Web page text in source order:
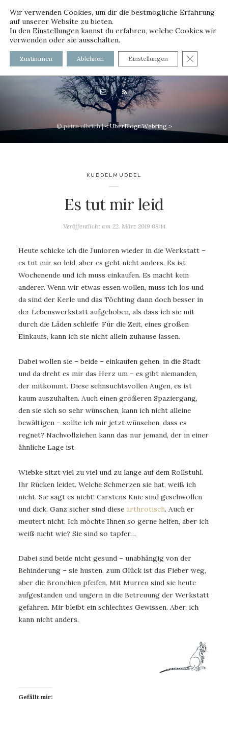
voller worte - mit und ohne
Innenfutter
© petra ulbrich |< UberBlogr Webring >
KUDDELMUDDEL
Es tut mir leid
Veröffentlicht am 22. März 2019 08:14
Heute schicke ich die Junioren wieder in die Werkstatt –
es tut mir so leid, aber es geht nicht anders. Es ist
Wochenende und ich muss einkaufen. Es macht kein
anderer. Wenn wir etwas essen wollen, muss ich los und
da sind der Kerle und das Töchting dann doch besser in
der Lebenswerkstatt aufgehoben, als dass ich sie mit
durch die Läden schleife. Für die Zeit, eines großen
Einkaufs, kann ich sie nicht allein zuhause lassen.
Dabei wollen sie – beide – einkaufen gehen, in die Stadt
und da dreht es mir das Herz um – es gibt niemanden,
der mitkommt. Diese sehnsuchtsvollen Augen, es ist
kaum auszuhalten. Auch einen größeren Spaziergang,
den sie sich so sehr wünschen, kann ich nicht alleine
bewältigen – sollte ich mir jetzt wünschen, dass es
regnet? Nachvollziehen kann das nur jemand, der in einer
ähnliche Lage ist.
Wiebke sitzt viel zu viel und zu lange auf dem Rollstuhl.
Ihr Rücken leidet. Welche Schmerzen sie hat, weiß ich
nicht. Sie sagt es nicht! Carstens Knie sind geschwollen
und dick. Ganz sicher sind diese arthrotisch. Auch er
meutert nicht. Ich möchte Ihnen so gerne helfen, aber ich
weiß nicht wie? Sie sind so tapfer…
Dabei sind beide nicht gesund – unabhängig von der
Behinderung – sie husten, zum Glück ist das Fieber weg,
aber die Bronchien pfeifen. Mit Murren sind sie heute
aufgestanden und ungern in die Betreuung der Werkstatt
gefahren. Mir bleibt ein schlechtes Gewissen. Aber, ich
kann nicht anders.
Gefällt mir:
Wir verwenden Cookies, um dir die bestmögliche Erfahrung
auf unserer Website zu bieten.
In den Einstellungen kannst du erfahren, welche Cookies wir
verwenden oder sie ausschalten.
Zustimmen Ablehnen Einstellungen GDPR